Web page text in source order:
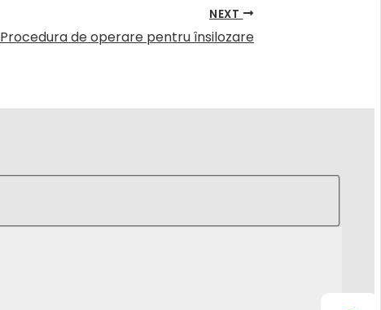
NEXT
Procedura de operare pentru însilozare